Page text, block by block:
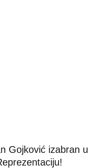
Gojković izabran u